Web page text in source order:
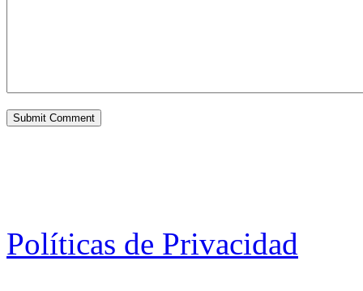
Políticas de Privacidad